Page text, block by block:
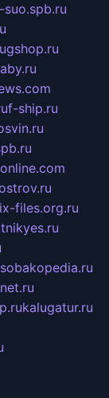
suo.spb.ru
f-ship.ru
files.org.ru
sobakopedia.ru
kalugatur.ru